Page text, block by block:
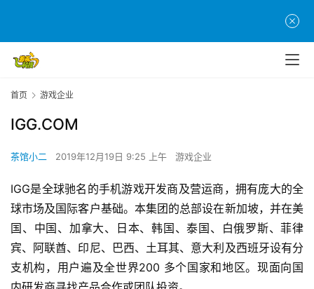
游
原
戏
业
界
手
机
首页 游戏企业
IGG.COM
茶馆小二 2019年12月19日 9:25 上午 游戏企业
IGG是全球驰名的手机游戏开发商及营运商，拥有庞大的全
球市场及国际客户基础。本集团的总部设在新加坡，并在美
国、中国、加拿大、日本、韩国、泰国、白俄罗斯、菲律
宾、阿联酋、印尼、巴西、土耳其、意大利及西班牙设有分
支机构，用户遍及全世界200 多个国家和地区。现面向国